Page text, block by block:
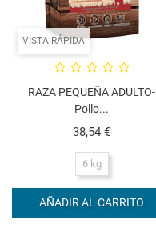
VISTA RÁPIDA
RAZA PEQUEÑA ADULTO-
Pollo...
38,54 €Precio
6 kg
AÑADIR AL CARRITO